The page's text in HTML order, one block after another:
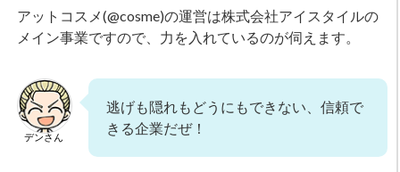
アットコスメ(@cosme)の運営は株式会社アイスタイルの
メイン事業ですので、力を入れているのが伺えます。
デンさん
逃げも隠れもどうにもできない、信頼で
きる企業だぜ！